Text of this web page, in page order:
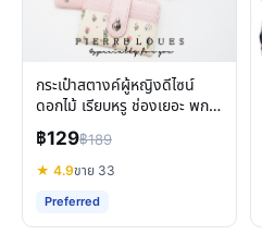
กระเป๋าสตางค์ผู้หญิงดีไซน์
ดอกไม้ เรียบหรู ช่องเยอะ พก
พาสะดวก
฿129฿189
★ 4.9ขาย 33
Preferred